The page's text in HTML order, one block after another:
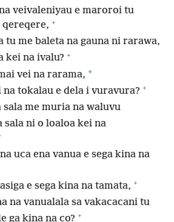
veivaleniyau e maroroi tu
qereqere, +
tu me baleta na gauna ni rarawa,
kei na ivalu? +
vei na rarama, *
na tokalau e dela i vuravura? +
sala me muria na waluvu
sala ni o loaloa kei na
uca ena vanua e sega kina na
e sega kina na tamata, +
na vanualala sa vakacacani tu
ga kina na co? +